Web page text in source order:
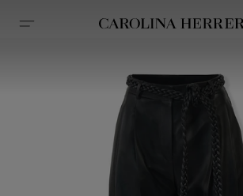
Avis d'accessibilité (lien)